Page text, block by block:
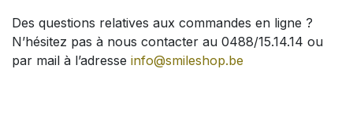
Des questions relatives aux commandes en ligne ?
N’hésitez pas à nous contacter au 0488/15.14.14 ou
par mail à l’adresse info@smileshop.be